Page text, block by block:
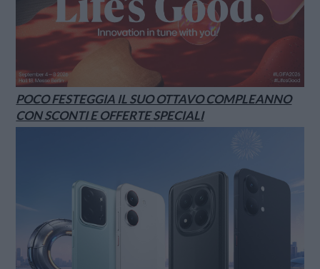
POCO FESTEGGIA IL SUO OTTAVO COMPLEANNO
CON SCONTI E OFFERTE SPECIALI